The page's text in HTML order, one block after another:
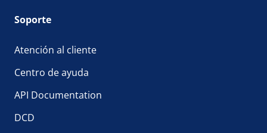
Soporte
Atención al cliente
Centro de ayuda
API Documentation
DCD